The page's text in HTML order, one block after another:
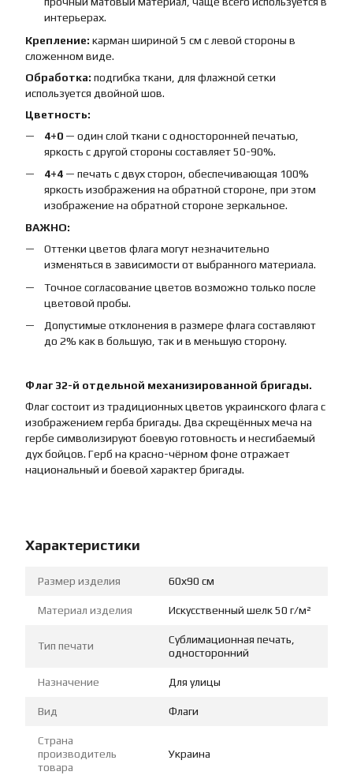
интерьерах.
Крепление: карман шириной 5 см с левой стороны в
сложенном виде.
Обработка: подгибка ткани, для флажной сетки
используется двойной шов.
Цветность:
4+0 — один слой ткани с односторонней печатью,
яркость с другой стороны составляет 50-90%.
4+4 — печать с двух сторон, обеспечивающая 100%
яркость изображения на обратной стороне, при этом
изображение на обратной стороне зеркальное.
ВАЖНО:
Оттенки цветов флага могут незначительно
изменяться в зависимости от выбранного материала.
Точное согласование цветов возможно только после
цветовой пробы.
Допустимые отклонения в размере флага составляют
до 2% как в большую, так и в меньшую сторону.
Флаг 32-й отдельной механизированной бригады.
Флаг состоит из традиционных цветов украинского флага с
изображением герба бригады. Два скрещённых меча на
гербе символизируют боевую готовность и несгибаемый
дух бойцов. Герб на красно-чёрном фоне отражает
национальный и боевой характер бригады.
Характеристики
Размер изделия 60х90 см
Материал изделия Искусственный шелк 50 г/м²
Тип печати
Сублимационная печать,
односторонний
Назначение Для улицы
Вид Флаги
Страна
производитель
товара
Украина